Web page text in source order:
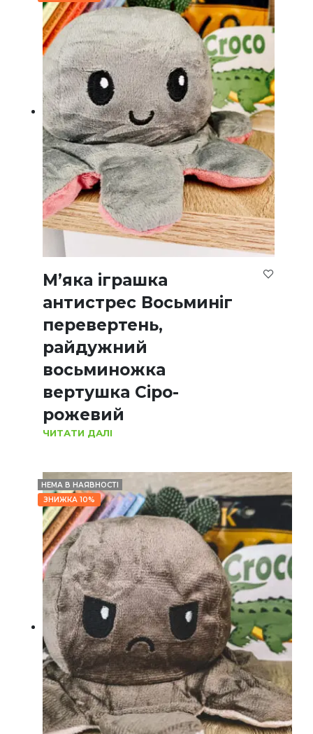
М’яка іграшка
антистрес Восьминіг
перевертень,
райдужний
восьминожка
вертушка Сіро-
рожевий
ЧИТАТИ ДАЛІ
НЕМА В НАЯВНОСТІ
ЗНИЖКА 10%